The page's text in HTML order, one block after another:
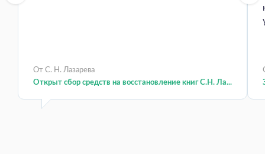
От С. Н. Лазарева
Открыт сбор средств на восстановление книг С.Н. Ла...